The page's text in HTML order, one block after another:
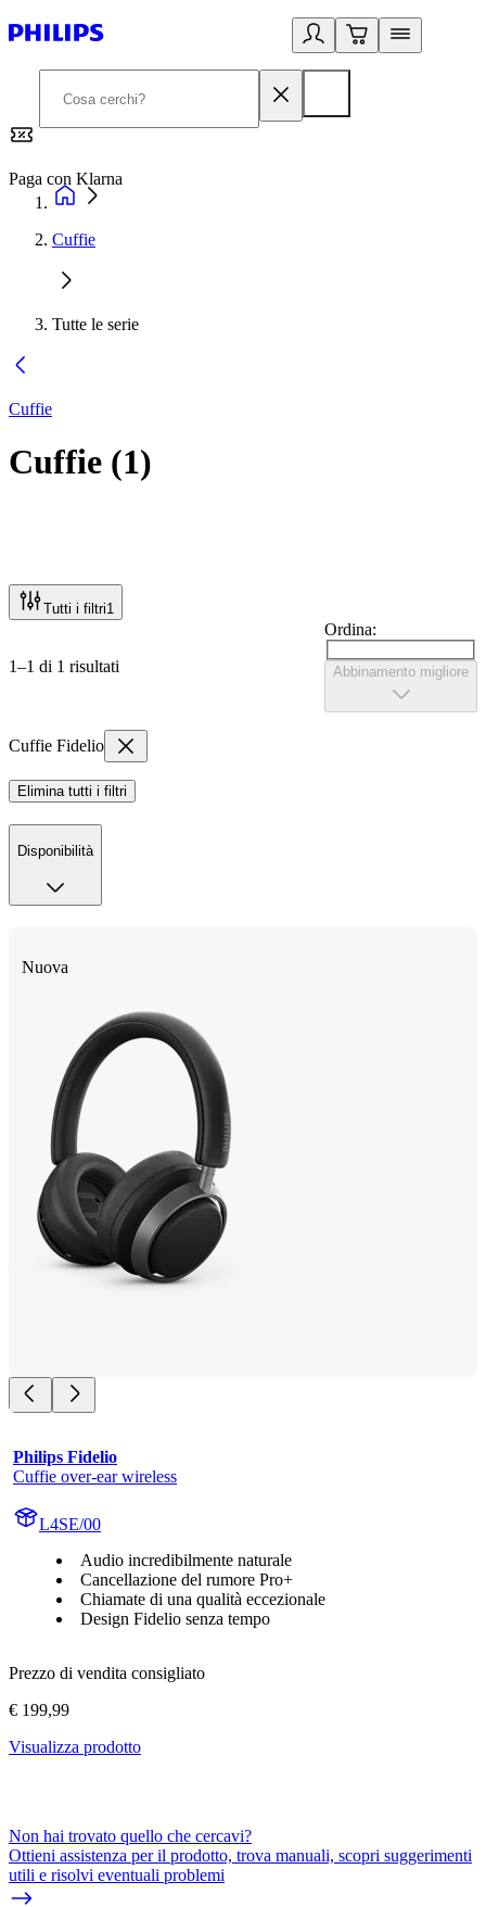
Paga con Klarna
Cuffie
Tutte le serie
Cuffie
Cuffie (1)
Tutti i filtri1
1–1 di 1 risultati
Ordina:
Abbinamento migliore
Cuffie Fidelio
Elimina tutti i filtri
Disponibilità
Nuova
Philips Fidelio
Cuffie over-ear wireless
L4SE/00
Audio incredibilmente naturale
Cancellazione del rumore Pro+
Chiamate di una qualità eccezionale
Design Fidelio senza tempo
Prezzo di vendita consigliato
€ 199,99
Visualizza prodotto
Non hai trovato quello che cercavi?
Ottieni assistenza per il prodotto, trova manuali, scopri suggerimenti
utili e risolvi eventuali problemi